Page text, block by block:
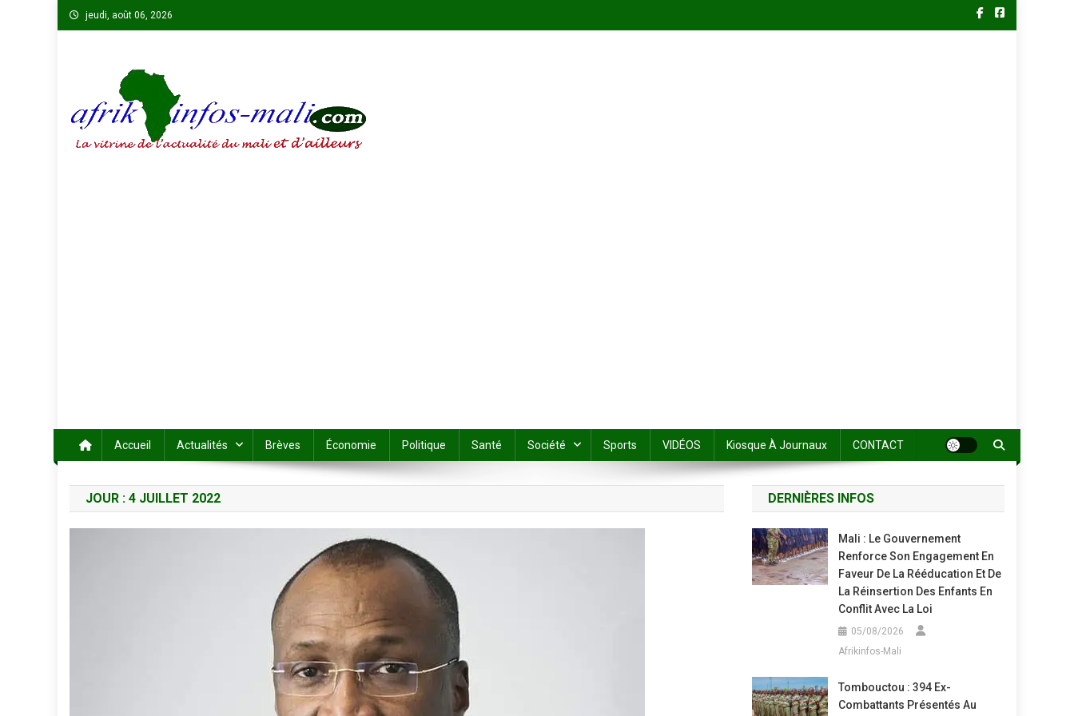
Skip
to
jeudi, août 06, 2026
Accueil Actualités Brèves Économie Politique Santé Société Sports VIDÉOS Kiosque À Journaux CONTACT
JOUR : 4 JUILLET 2022 DERNIÈRES INFOS
Mali : Le Gouvernement
Renforce Son Engagement En
Faveur De La Rééducation Et De
La Réinsertion Des Enfants En
Conflit Avec La Loi
05/08/2026
Afrikinfos-Mali
Tombouctou : 394 Ex-
Combattants Présentés Au